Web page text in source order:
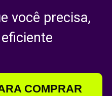
você precisa,
COMPRAR